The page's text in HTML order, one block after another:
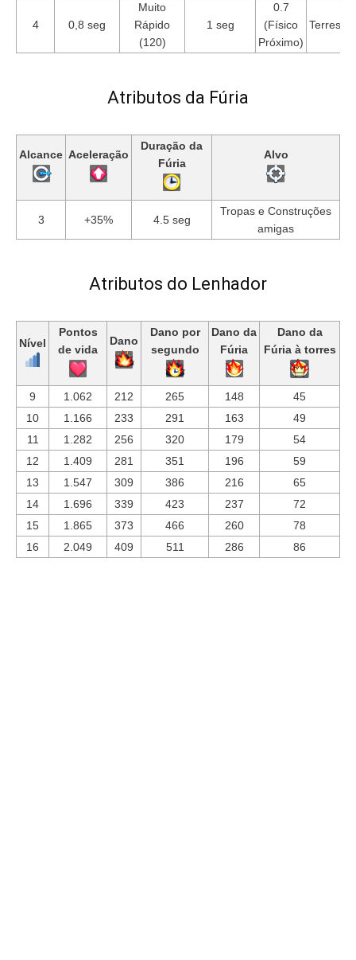
4 0,8 seg
Muito
Rápido
(120)
1 seg
0.7
(Físico
Próximo)
Terrestre
Atributos da Fúria
Alcance Aceleração
Duração da
Fúria
Alvo
3 +35% 4.5 seg
Tropas e Construções
amigas
Atributos do Lenhador
Nível
Pontos
de vida
Dano
Dano por
segundo
Dano da
Fúria
Dano da
Fúria à torres
9 1.062 212 265 148
45
10
1.166 233 291 163
49
11
1.282 256 320 179
54
12
1.409 281 351 196
59
13
1.547 309 386 216
65
14
1.696 339 423 237
72
15
1.865 373 466 260
78
16
2.049 409 511 286 86